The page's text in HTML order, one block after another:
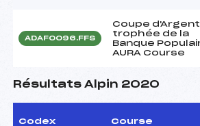
ADAF0096.FFS
Coupe d'Argent
trophée de la
Banque
AURA Course
Résultats Alpin 2020
Codex Course